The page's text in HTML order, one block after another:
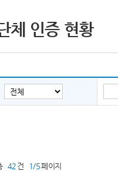
체 인증 현황
42 건 1/5페이지